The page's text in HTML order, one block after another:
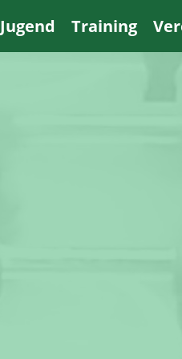
Jugend Training